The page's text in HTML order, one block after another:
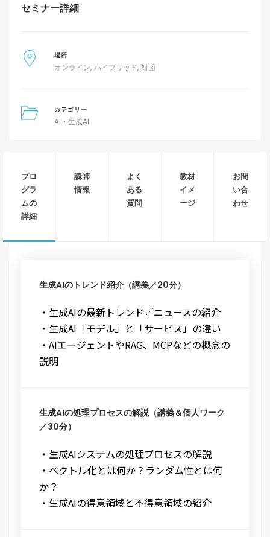
セミナー詳細
場所
オンライン ハイブリッド 対面
カテゴリー
AI・生成AI
プロ
グラ
ムの
詳細
講師
情報
よく
ある
質問
教材
イメ
ージ
お問
い合
わせ
生成AIのトレンド紹介（講義／20分）
・生成AIの最新トレンド／ニュースの紹介
・生成AI「モデル」と「サービス」の違い
・AIエージェントやRAG、MCPなどの概念の
説明
生成AIの処理プロセスの解説（講義＆個人ワーク
／30分）
・生成AIシステムの処理プロセスの解説
・ベクトル化とは何か？ランダム性とは何
か？
・生成AIの得意領域と不得意領域の紹介